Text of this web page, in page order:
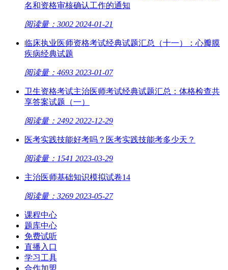
名和资格审核确认工作的通知
阅读量：3002 2024-01-21
临床执业医师资格考试经典试题汇总（十一）：心瓣膜
疾病经典试题
阅读量：4693 2023-01-07
卫生资格考试主治医师考试经典试题汇总：体格检查共
享答案试题（一）
阅读量：2492 2022-12-29
医考实践技能好考吗？医考实践技能考多少天？
阅读量：1541 2023-03-29
主治医师基础知识模拟试卷14
阅读量：3269 2023-05-27
课程中心
题库中心
免费试听
直播入口
学习工具
合作加盟